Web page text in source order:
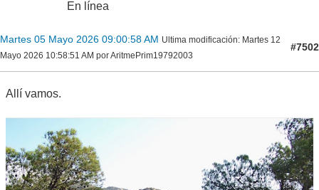
En línea
Martes 05 Mayo 2026 09:00:58 AM Ultima modificación: Martes 12
Mayo 2026 10:58:51 AM por AritmePrim19792003
#7502
Allí vamos.